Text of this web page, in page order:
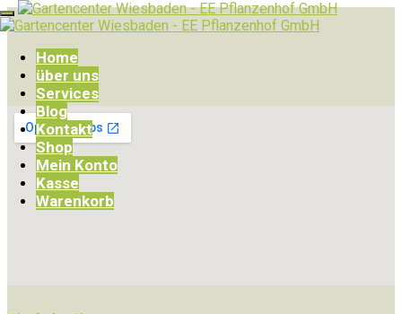
Home
über uns
Services
Blog
Kontakt
Shop
Mein Konto
Kasse
Warenkorb